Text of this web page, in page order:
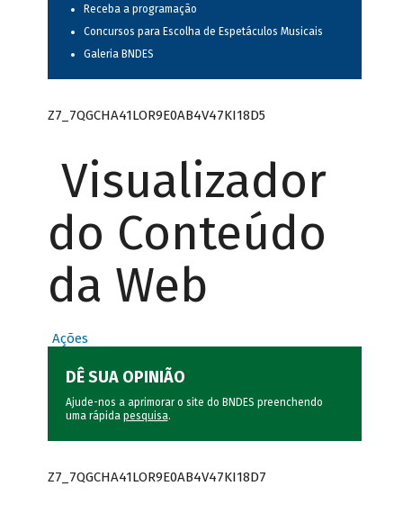
Receba a programação
Concursos para Escolha de Espetáculos Musicais
Galeria BNDES
Z7_7QGCHA41LOR9E0AB4V47KI18D5
Visualizador
do Conteúdo
da Web
Ações
DÊ SUA OPINIÃO
Ajude-nos a aprimorar o site do BNDES preenchendo
uma rápida pesquisa.
Z7_7QGCHA41LOR9E0AB4V47KI18D7